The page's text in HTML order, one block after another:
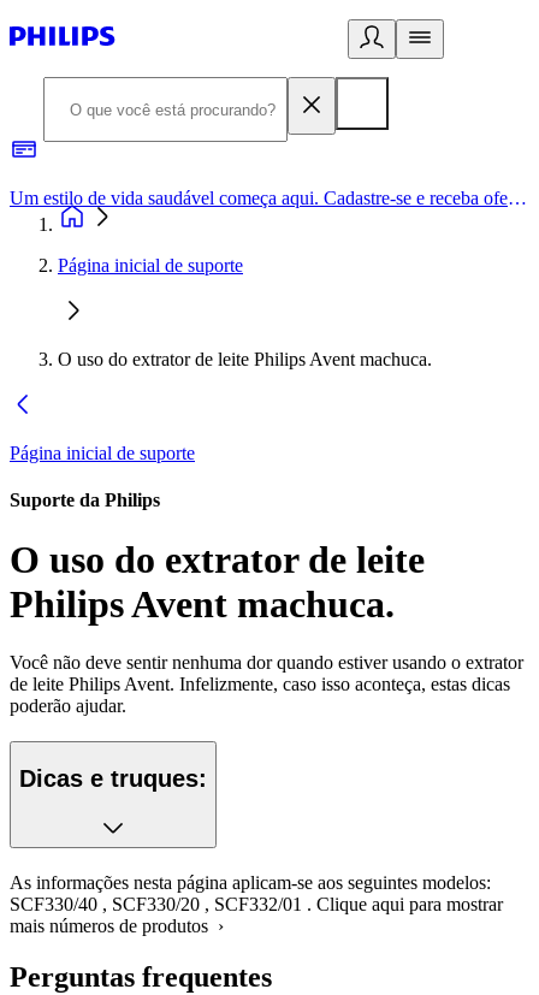
Um estilo de vida saudável começa aqui. Cadastre-se e receba ofertas exclusivas.
Página inicial de suporte
O uso do extrator de leite Philips Avent machuca.
Página inicial de suporte
Suporte da Philips
O uso do extrator de leite
Philips Avent machuca.
Você não deve sentir nenhuma dor quando estiver usando o extrator
de leite Philips Avent. Infelizmente, caso isso aconteça, estas dicas
poderão ajudar.
Dicas e truques:
As informações nesta página aplicam-se aos seguintes modelos:
SCF330/40 , SCF330/20 , SCF332/01 . Clique aqui para mostrar
mais números de produtos ›
Perguntas frequentes